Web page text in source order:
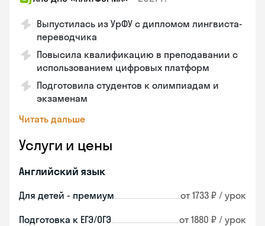
Выпустилась из УрФУ с дипломом лингвиста-
переводчика
Повысила квалификацию в преподавании с
использованием цифровых платформ
Подготовила студентов к олимпиадам и
экзаменам
Читать дальше
Услуги и цены
Английский язык
Для детей - премиум от 1733 ₽ / урок
Подготовка к ЕГЭ/ОГЭ от 1880 ₽ / урок